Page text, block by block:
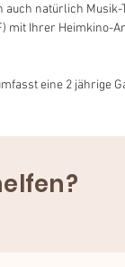
natürlich Musik-
mit Ihrer Heimkino-
eine 2 jährige